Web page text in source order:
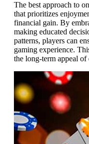
The best approach to
that prioritizes
financial gain. By
making educated
patterns, players can
gaming experience.
the long-term appeal of